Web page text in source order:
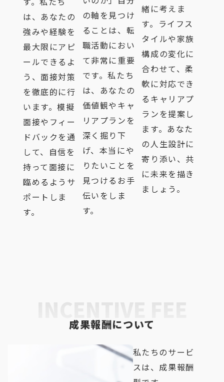
は、あなたの
強みや経験を
最大限にアピ
ールできるよ
う、面接対策
を徹底的に行
います。模擬
面接やフィー
ドバックを通
して、自信を
持って面接に
臨めるようサ
ポートしま
す。
の軸を見つけ
ることは、転
職活動におい
て非常に重要
です。私たち
は、あなたの
価値観やキャ
リアプランを
深く掘り下
げ、本当にや
りたいことを
見つけるお手
伝いをしま
す。
緒に考えま
す。ライフス
タイルや家族
構成の変化に
合わせて、柔
軟に対応でき
るキャリアプ
ランを提案し
ます。あなた
の人生設計に
寄り添い、共
に未来を描き
ましょう。
成果報酬について
私たちのサービ
スは、成果報酬